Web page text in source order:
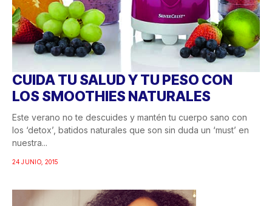
CUIDA TU SALUD Y TU PESO CON
LOS SMOOTHIES NATURALES
Este verano no te descuides y mantén tu cuerpo sano con
los ‘detox’, batidos naturales que son sin duda un ‘must’ en
nuestra...
24 JUNIO, 2015